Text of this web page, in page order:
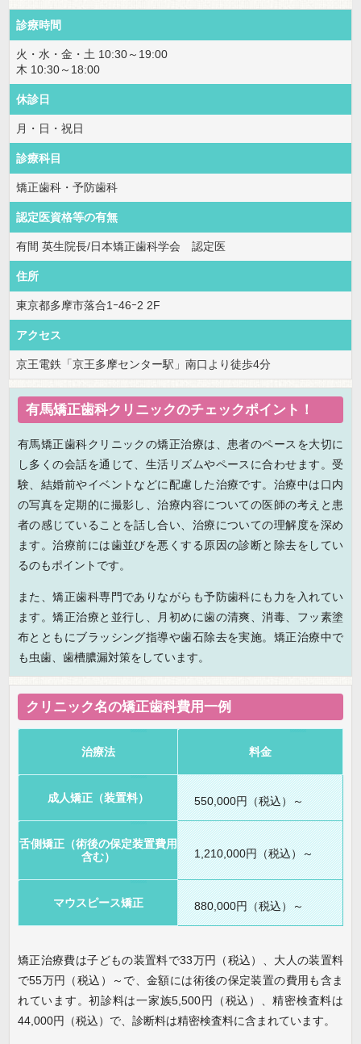
診療時間
火・水・金・土 10:30～19:00
木 10:30～18:00
休診日
月・日・祝日
診療科目
矯正歯科・予防歯科
認定医資格等の有無
有間 英生院長/日本矯正歯科学会 認定医
住所
東京都多摩市落合1ｰ46ｰ2 2F
アクセス
京王電鉄「京王多摩センター駅」南口より徒歩4分
有馬矯正歯科クリニックのチェックポイント！
有馬矯正歯科クリニックの矯正治療は、患者のペースを大切に
し多くの会話を通じて、生活リズムやペースに合わせます。受
験、結婚前やイベントなどに配慮した治療です。治療中は口内
の写真を定期的に撮影し、治療内容についての医師の考えと患
者の感じていることを話し合い、治療についての理解度を深め
ます。治療前には歯並びを悪くする原因の診断と除去をしてい
るのもポイントです。
また、矯正歯科専門でありながらも予防歯科にも力を入れてい
ます。矯正治療と並行し、月初めに歯の清爽、消毒、フッ素塗
布とともにブラッシング指導や歯石除去を実施。矯正治療中で
も虫歯、歯槽膿漏対策をしています。
クリニック名の矯正歯科費用一例
治療法 料金
成人矯正（装置料） 550,000円（税込）～
舌側矯正（術後の保定装置費用
含む）
1,210,000円（税込）～
マウスピース矯正 880,000円（税込）～
矯正治療費は子どもの装置料で33万円（税込）、大人の装置料
で55万円（税込）～で、金額には術後の保定装置の費用も含ま
れています。初診料は一家族5,500円（税込）、精密検査料は
44,000円（税込）で、診断料は精密検査料に含まれています。